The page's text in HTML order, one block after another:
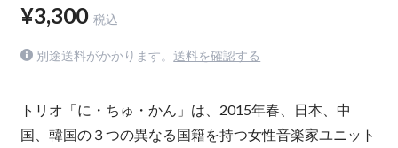
¥3,300 税込
別途送料がかかります。 送料を確認する
トリオ「に・ちゅ・かん」は、2015年春、日本、中
国、韓国の３つの異なる国籍を持つ女性音楽家ユニット